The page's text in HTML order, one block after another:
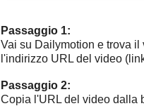
Passaggio 1:
Vai su Dailymotion e trova
l'indirizzo URL del video
Passaggio 2:
Copia l'URL del video dalla